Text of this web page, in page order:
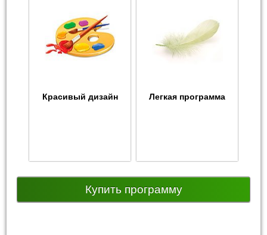
Красивый дизайн Легкая программа
Купить программу